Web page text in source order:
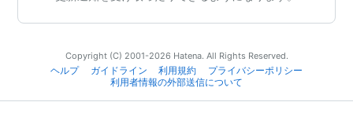
Copyright (C) 2001-2026 Hatena. All Rights Reserved.
ヘルプ
ガイドライン 利用規約
プライバシーポリシー
利用者情報の外部送信について